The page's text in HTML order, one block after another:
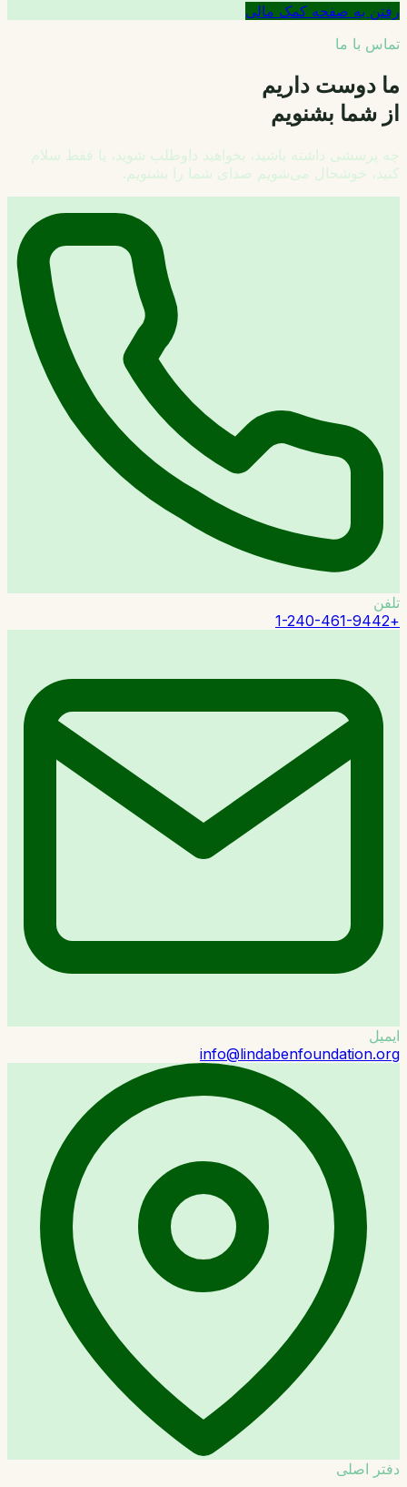
رفتن به صفحه کمک مالی
تماس با ما
ما دوست داریم
از شما بشنویم
چه پرسشی داشته باشید، بخواهید داوطلب شوید، یا فقط سلام
کنید، خوشحال می‌شویم صدای شما را بشنویم.
تلفن
+1-240-461-9442
ایمیل
info@lindabenfoundation.org
دفتر اصلی